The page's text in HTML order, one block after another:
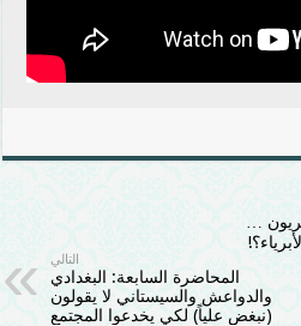
…
التالي
المحاضرة السابعة: البغدادي
والدواعش والسيستاني لا يقولون
(نبغض علياً) لكي يخدعوا المجتمع